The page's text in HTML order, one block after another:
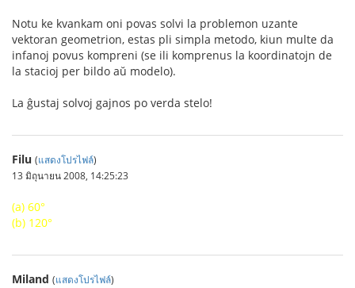
Notu ke kvankam oni povas solvi la problemon uzante
vektoran geometrion, estas pli simpla metodo, kiun multe da
infanoj povus kompreni (se ili komprenus la koordinatojn de
la stacioj per bildo aŭ modelo).
La ĝustaj solvoj gajnos po verda stelo!
Filu (แสดงโปรไฟล์)
13 มิถุนายน 2008, 14:25:23
(a) 60°
(b) 120°
Miland (แสดงโปรไฟล์)